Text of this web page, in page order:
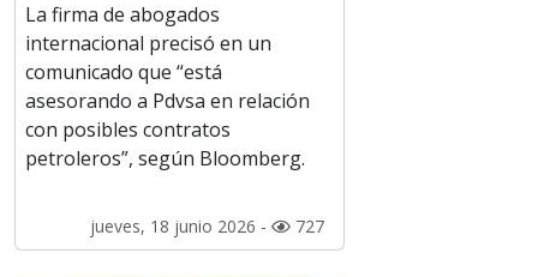
La firma de abogados
internacional precisó en un
comunicado que “está
asesorando a Pdvsa en relación
con posibles contratos
petroleros”, según Bloomberg.
jueves, 18 junio 2026 - 727